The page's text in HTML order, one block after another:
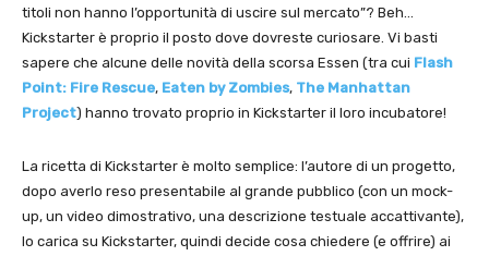
titoli non hanno l’opportunità di uscire sul mercato”? Beh…
Kickstarter è proprio il posto dove dovreste curiosare. Vi basti
sapere che alcune delle novità della scorsa Essen (tra cui Flash
Point: Fire Rescue, Eaten by Zombies, The Manhattan
Project) hanno trovato proprio in Kickstarter il loro incubatore!
La ricetta di Kickstarter è molto semplice: l’autore di un progetto,
dopo averlo reso presentabile al grande pubblico (con un mock-
up, un video dimostrativo, una descrizione testuale accattivante),
lo carica su Kickstarter, quindi decide cosa chiedere (e offrire) ai